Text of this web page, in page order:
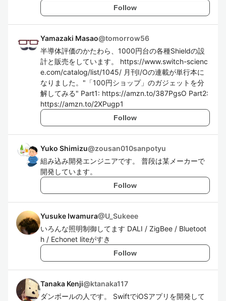
Follow
Yamazaki Masao@tomorrow56
半導体評価のかたわら、1000円台の各種Shieldの設
計と販売をしています。 https://www.switch-scienc
e.com/catalog/list/1045/ 月刊I/Oの連載が単行本に
なりました。"「100円ショップ」のガジェットを分
解してみる" Part1: https://amzn.to/387PgsO Part2:
https://amzn.to/2XPugp1
Follow
Yuko Shimizu@zousan010sanpotyu
組み込み開発エンジニアです。 普段は某メーカーで
開発しています。
Follow
Yusuke Iwamura@U_Sukeee
いろんな照明制御してます DALI / ZigBee / Bluetoot
h / Echonet liteがすき
Follow
Tanaka Kenji@ktanaka117
ダンボールの人です。 SwiftでiOSアプリを開発して